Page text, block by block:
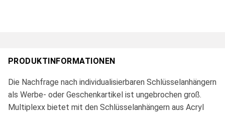
PRODUKTINFORMATIONEN
Die Nachfrage nach individualisierbaren Schlüsselanhängern
als Werbe- oder Geschenkartikel ist ungebrochen groß.
Multiplexx bietet mit den Schlüsselanhängern aus Acryl